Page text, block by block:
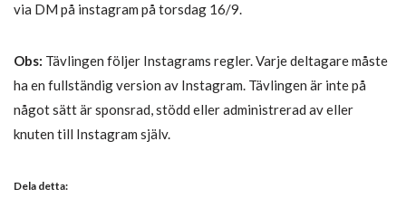
via DM på instagram på torsdag 16/9.
Obs: Tävlingen följer Instagrams regler. Varje deltagare måste
ha en fullständig version av Instagram. Tävlingen är inte på
något sätt är sponsrad, stödd eller administrerad av eller
knuten till Instagram själv.
Dela detta: